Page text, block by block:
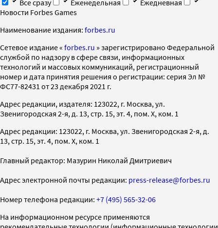
Все сразу
Еженедельная
Ежедневная
Новости Forbes Games
Наименование издания: forbes.ru
Cетевое издание « forbes.ru » зарегистрировано Федеральной
службой по надзору в сфере связи, информационных
технологий и массовых коммуникаций, регистрационный
номер и дата принятия решения о регистрации: серия Эл №
ФС77-82431 от 23 декабря 2021 г.
Адрес редакции, издателя: 123022, г. Москва, ул.
Звенигородская 2-я, д. 13, стр. 15, эт. 4, пом. X, ком. 1
Адрес редакции: 123022, г. Москва, ул. Звенигородская 2-я, д.
13, стр. 15, эт. 4, пом. X, ком. 1
Главный редактор: Мазурин Николай Дмитриевич
Адрес электронной почты редакции: press-release@forbes.ru
Номер телефона редакции: +7 (495) 565-32-06
На информационном ресурсе применяются